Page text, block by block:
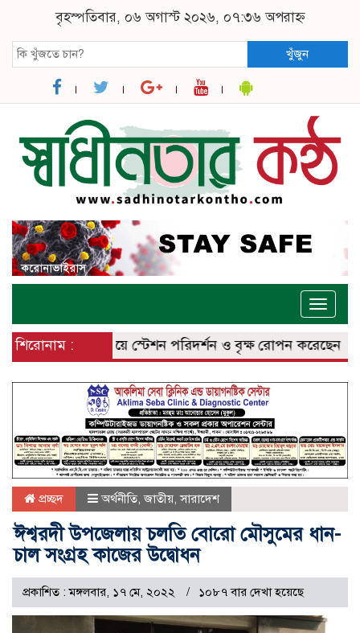
বৃহস্পতিবার, ০৬ অগাস্ট ২০২৬, ০৭:৩৬ অপরাহ্ন
খুঁজুন
Toggle
শিরোনাম :রেলওয়ে স্টেশন পরিদর্শন ও বৃক্ষ রোপন করেছেন
প্রচ্ছদ অর্থনীতি,জাতীয়,সারাদেশ
ঈশ্বরদী উপজেলায় চলতি বোরো মৌসুমের ধান-
চাল সংগ্রহ কাজের উদ্বোধন
প্রকাশিত : মঙ্গলবার, ১৭ মে, ২০২২ ১০৮৭ বার দেখা হয়েছে